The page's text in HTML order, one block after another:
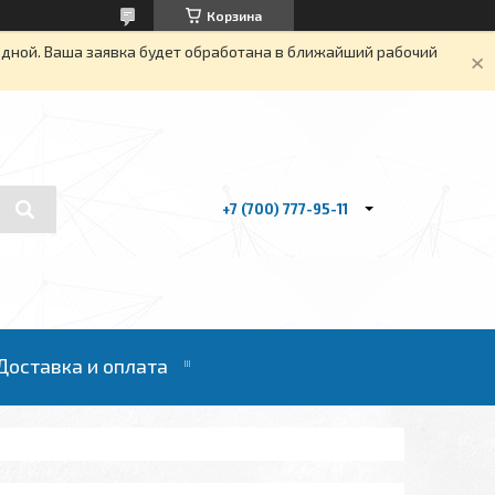
Корзина
Ваша заявка будет обработана в ближайший рабочий
+7 (700) 777-95-11
и оплата